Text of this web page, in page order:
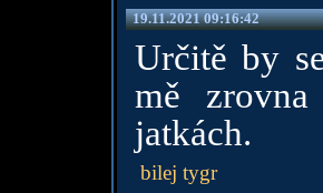
19.11.2021 09:16:42
Určitě by
mě
jatkách.
bilej tygr